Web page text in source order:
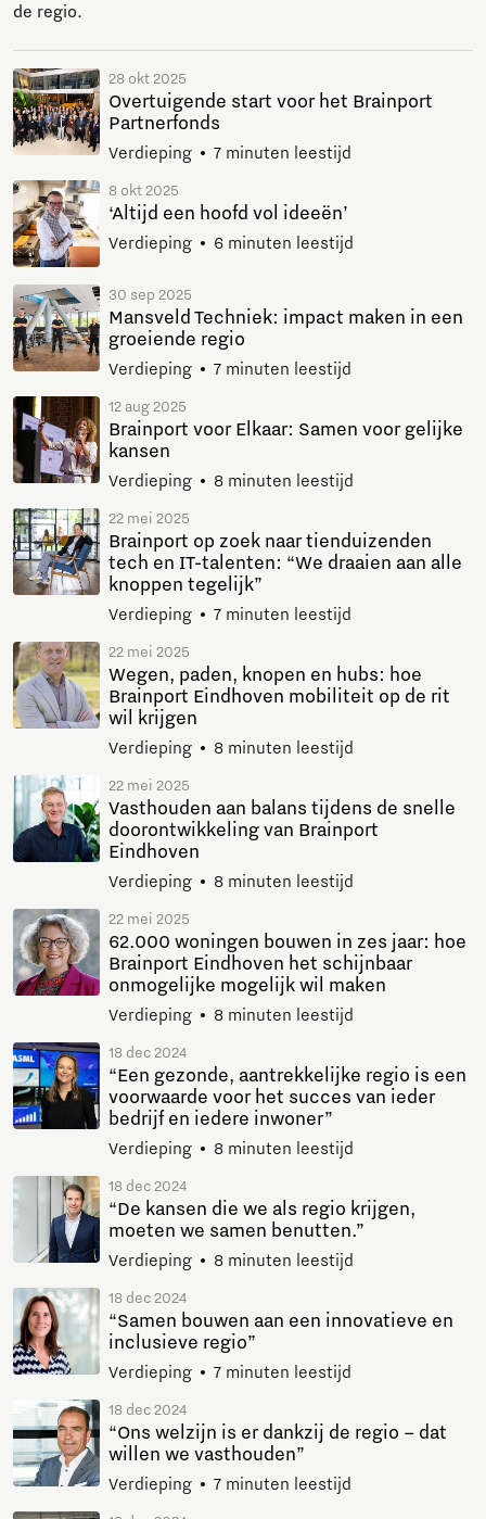
de regio.
28 okt 2025
Overtuigende start voor het Brainport
Partnerfonds
Verdieping 7 minuten leestijd
8 okt 2025
‘Altijd een hoofd vol ideeën’
Verdieping 6 minuten leestijd
30 sep 2025
Mansveld Techniek: impact maken in een
groeiende regio
Verdieping 7 minuten leestijd
12 aug 2025
Brainport voor Elkaar: Samen voor gelijke
kansen
Verdieping 8 minuten leestijd
22 mei 2025
Brainport op zoek naar tienduizenden
tech en IT-talenten: “We draaien aan alle
knoppen tegelijk”
Verdieping 7 minuten leestijd
22 mei 2025
Wegen, paden, knopen en hubs: hoe
Brainport Eindhoven mobiliteit op de rit
wil krijgen
Verdieping 8 minuten leestijd
22 mei 2025
Vasthouden aan balans tijdens de snelle
doorontwikkeling van Brainport
Eindhoven
Verdieping 8 minuten leestijd
22 mei 2025
62.000 woningen bouwen in zes jaar: hoe
Brainport Eindhoven het schijnbaar
onmogelijke mogelijk wil maken
Verdieping 8 minuten leestijd
18 dec 2024
“Een gezonde, aantrekkelijke regio is een
voorwaarde voor het succes van ieder
bedrijf en iedere inwoner”
Verdieping 8 minuten leestijd
18 dec 2024
“De kansen die we als regio krijgen,
moeten we samen benutten.”
Verdieping 8 minuten leestijd
18 dec 2024
“Samen bouwen aan een innovatieve en
inclusieve regio”
Verdieping 7 minuten leestijd
18 dec 2024
“Ons welzijn is er dankzij de regio – dat
willen we vasthouden”
Verdieping 7 minuten leestijd